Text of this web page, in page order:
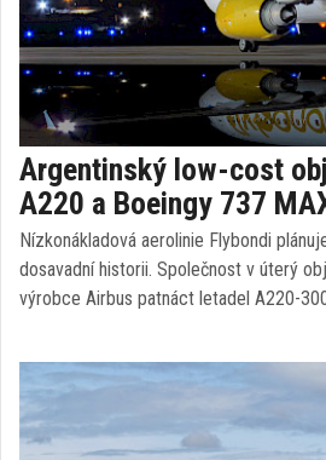
Argentinský low-cost
A220 a Boeingy 737
Nízkonákladová aerolinie Flybondi
dosavadní historii. Společnost v úterý
výrobce Airbus patnáct letadel A220-